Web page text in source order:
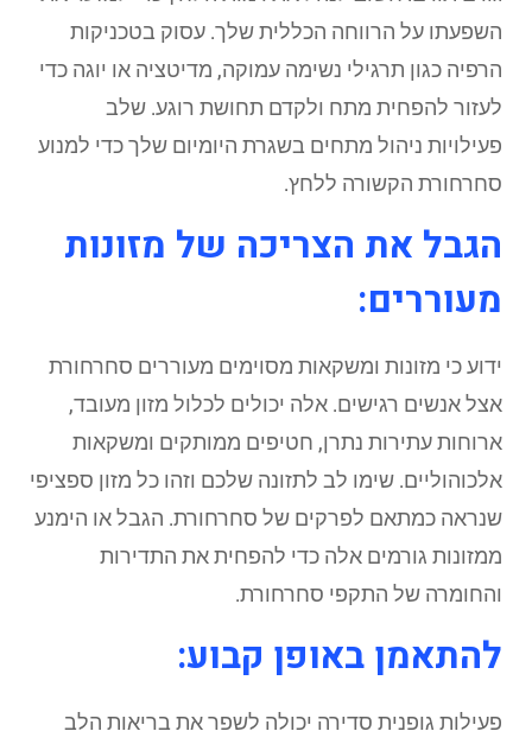
השפעתו על הרווחה הכללית שלך. עסוק בטכניקות
הרפיה כגון תרגילי נשימה עמוקה, מדיטציה או יוגה כדי
לעזור להפחית מתח ולקדם תחושת רוגע. שלב
פעילויות ניהול מתחים בשגרת היומיום שלך כדי למנוע
סחרחורת הקשורה ללחץ.
הגבל את הצריכה של מזונות
מעוררים:
ידוע כי מזונות ומשקאות מסוימים מעוררים סחרחורת
אצל אנשים רגישים. אלה יכולים לכלול מזון מעובד,
ארוחות עתירות נתרן, חטיפים ממותקים ומשקאות
אלכוהוליים. שימו לב לתזונה שלכם וזהו כל מזון ספציפי
שנראה כמתאם לפרקים של סחרחורת. הגבל או הימנע
ממזונות גורמים אלה כדי להפחית את התדירות
והחומרה של התקפי סחרחורת.
להתאמן באופן קבוע:
פעילות גופנית סדירה יכולה לשפר את בריאות הלב